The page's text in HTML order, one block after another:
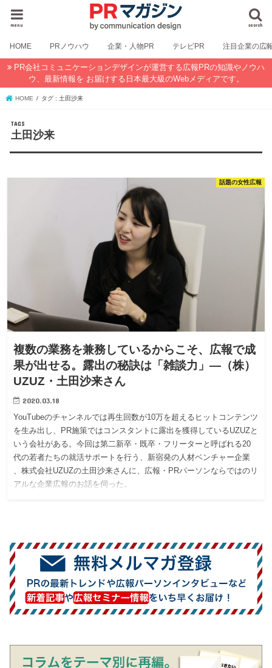
search
menu
HOME PRノウハウ 企業・人物PR テレビPR 注目企業の広
PR会社コミュニケーションデザインが運営する広報PRの知識やノウハ
ウ、最新情報を お届けする日本最大級のWebメディアです。
HOME タグ : 土田沙来
土田沙来
話題の女性広報
複数の業務を兼務しているからこそ、広報で成
果が出せる。露出の秘訣は「雑談力」—（株）
UZUZ・土田沙来さん
2020.03.18
YouTubeのチャンネルでは再生回数が10万を超えるヒットコンテンツ
を生み出し、PR施策ではコンスタントに露出を獲得しているUZUZと
いう会社がある。今回は第二新卒・既卒・フリーターと呼ばれる20
代の若者たちの就活サポートを行う、新宿発の人材ベンチャー企業
、株式会社UZUZの土田沙来さんに、広報・PRパーソンならではのリ
アルな企業広報のお話を伺った。